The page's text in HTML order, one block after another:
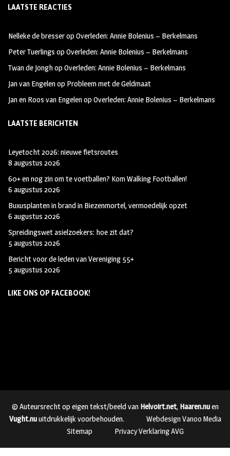
b
oo
k
ag
m
tt
LAATSTE REACTIES
Nelleke de bresseropOverleden: Annie Bolenius – Berkelmans
Peter Tuerlings opOverleden: Annie Bolenius – Berkelmans
Twan de JonghopOverleden: Annie Bolenius – Berkelmans
Jan van Engelenop Probleem met de Geldmaat
Jan en Roos van EngelenopOverleden: Annie Bolenius – Berkelmans
LAATSTE BERICHTEN
Leyetocht 2026: nieuwe fietsroutes
8 augustus 2026
60+ en nog zin om te voetballen? Kom Walking Footballen!
6 augustus 2026
Buxusplanten in brand in Biezenmortel, vermoedelijk opzet
6 augustus 2026
Spreidingswet asielzoekers: hoe zit dat?
5 augustus 2026
Bericht voor de leden van Vereniging 55+
5 augustus 2026
LIKE ONS OP FACEBOOK!
© Auteursrecht op eigen tekst/beeld van Helvoirt.net, Haaren.nuen
Vught.nuuitdrukkelijk voorbehouden.
Webdesign Vanoo Media
Sitemap
Privacy Verklaring AVG